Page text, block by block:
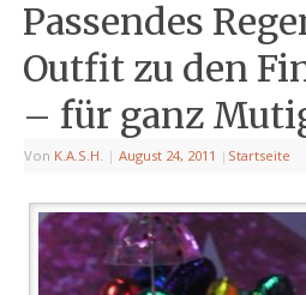
Passendes
Outfit zu den
– für ganz
Von K.A.S.H. | August 24, 2011 | Startseite